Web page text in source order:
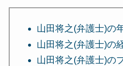
山田将之(弁護士)の
山田将之(弁護士)の
山田将之(弁護士)の